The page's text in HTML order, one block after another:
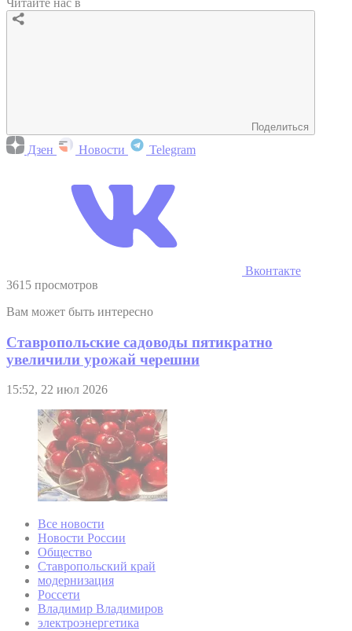
Поделиться
Дзен Новости Telegram
Вконтакте
3615 просмотров
Вам может быть интересно
Ставропольские садоводы пятикратно
увеличили урожай черешни
15:52, 22 июл 2026
Все новости
Новости России
Общество
Ставропольский край
модернизация
Россети
Владимир Владимиров
электроэнергетика